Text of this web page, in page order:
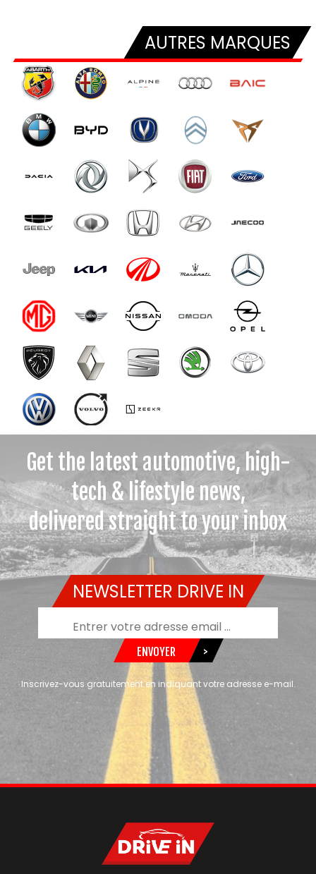
AUTRES MARQUES
Get the latest automotive, high-
tech & lifestyle news,
delivered straight to your inbox
NEWSLETTER DRIVE IN
ENVOYER >
Inscrivez-vous gratuitement en indiquant votre adresse e-mail.